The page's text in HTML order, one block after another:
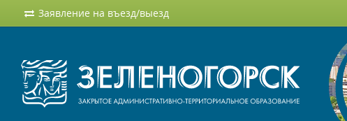
Заявление на въезд/выезд